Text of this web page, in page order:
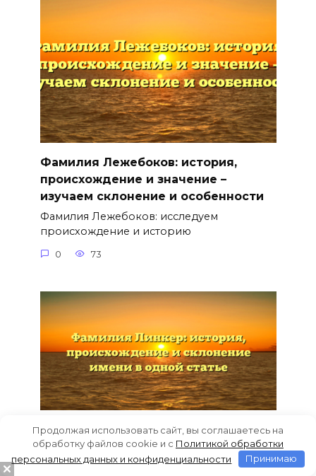
Фамилия Лежебоков: история,
происхождение и значение –
изучаем склонение и особенности
Фамилия Лежебоков: исследуем
происхождение и историю
0 73
Фамилия Линкер: история,
происхождение и склонение имени
в одной статье
Продолжая использовать сайт, вы соглашаетесь на
обработку файлов cookie и c Политикой обработки
персональных данных и конфиденциальности
Принимаю